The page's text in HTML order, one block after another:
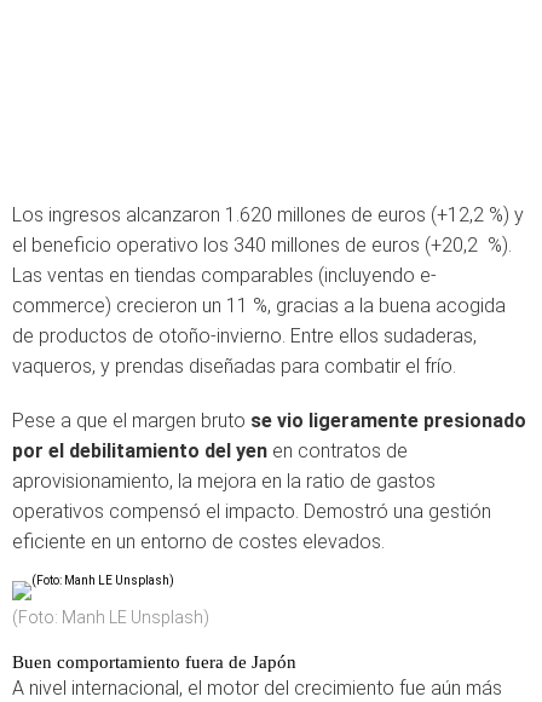
Los ingresos alcanzaron 1.620 millones de euros (+12,2 %) y
el beneficio operativo los 340 millones de euros (+20,2 %).
Las ventas en tiendas comparables (incluyendo e-
commerce) crecieron un 11 %, gracias a la buena acogida
de productos de otoño-invierno. Entre ellos sudaderas,
vaqueros, y prendas diseñadas para combatir el frío.
Pese a que el margen bruto se vio ligeramente presionado
por el debilitamiento del yen en contratos de
aprovisionamiento, la mejora en la ratio de gastos
operativos compensó el impacto. Demostró una gestión
eficiente en un entorno de costes elevados.
(Foto: Manh LE Unsplash)
Buen comportamiento fuera de Japón
A nivel internacional, el motor del crecimiento fue aún más